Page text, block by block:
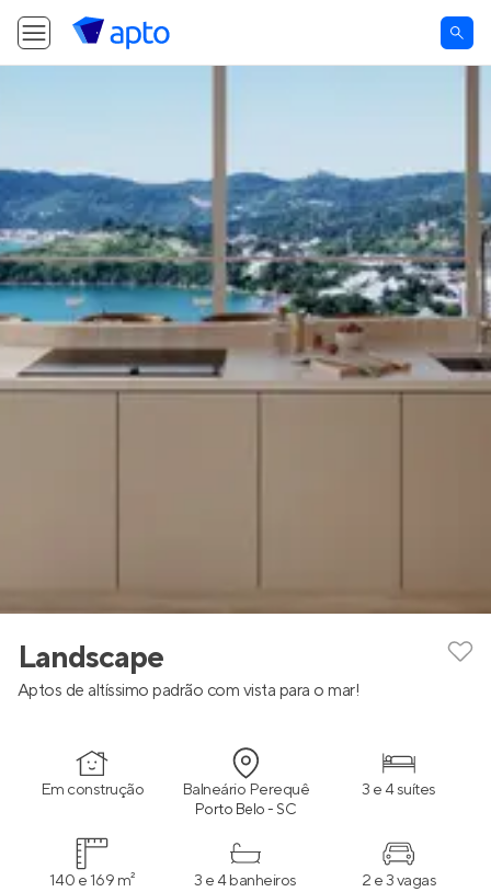
Landscape
Aptos de altíssimo padrão com vista para o mar!
Em construção Balneário Perequê
Porto Belo - SC
3 e 4 suítes
140 e 169 m² 3 e 4 banheiros 2 e 3 vagas